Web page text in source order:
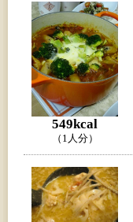
549kcal
（1人分）